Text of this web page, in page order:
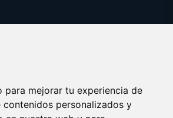
mejorar tu experiencia de
personalizados y